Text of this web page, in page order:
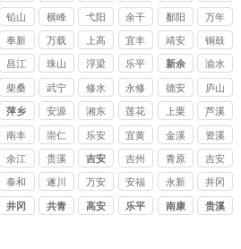
铅山 横峰 弋阳 余干 鄱阳 万年
奉新 万载 上高 宜丰 靖安 铜鼓
昌江 珠山 浮梁 乐平 新余 渝水
柴桑 武宁 修水 永修 德安 庐山
萍乡 安源 湘东 莲花 上栗 芦溪
南丰 崇仁 乐安 宜黄 金溪 资溪
余江 贵溪 吉安 吉州 青原 吉安
泰和 遂川 万安 安福 永新
井冈
山
井冈
共青
高安 乐平 南康 贵溪